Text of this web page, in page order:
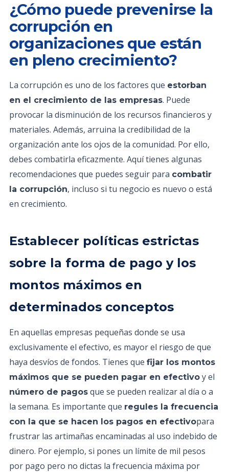
¿Cómo puede prevenirse la
corrupción en
organizaciones que están
en pleno crecimiento?
La corrupción es uno de los factores que estorban
en el crecimiento de las empresas. Puede
provocar la disminución de los recursos financieros y
materiales. Además, arruina la credibilidad de la
organización ante los ojos de la comunidad. Por ello,
debes combatirla eficazmente. Aquí tienes algunas
recomendaciones que puedes seguir para combatir
la corrupción, incluso si tu negocio es nuevo o está
en crecimiento.
Establecer políticas estrictas
sobre la forma de pago y los
montos máximos en
determinados conceptos
En aquellas empresas pequeñas donde se usa
exclusivamente el efectivo, es mayor el riesgo de que
haya desvíos de fondos. Tienes que fijar los montos
máximos que se pueden pagar en efectivo y el
número de pagos que se pueden realizar al día o a
la semana. Es importante que regules la frecuencia
con la que se hacen los pagos en efectivopara
frustrar las artimañas encaminadas al uso indebido de
dinero. Por ejemplo, si pones un límite de mil pesos
por pago pero no dictas la frecuencia máxima por